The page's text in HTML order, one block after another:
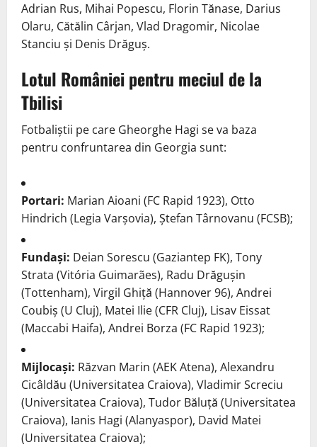
Adrian Rus, Mihai Popescu, Florin Tănase, Darius
Olaru, Cătălin Cârjan, Vlad Dragomir, Nicolae
Stanciu și Denis Drăguș.
Lotul României pentru meciul de la
Tbilisi
Fotbaliștii pe care Gheorghe Hagi se va baza
pentru confruntarea din Georgia sunt:
Portari: Marian Aioani (FC Rapid 1923), Otto
Hindrich (Legia Varșovia), Ștefan Târnovanu (FCSB);
Fundași: Deian Sorescu (Gaziantep FK), Tony
Strata (Vitória Guimarães), Radu Drăgușin
(Tottenham), Virgil Ghiță (Hannover 96), Andrei
Coubiș (U Cluj), Matei Ilie (CFR Cluj), Lisav Eissat
(Maccabi Haifa), Andrei Borza (FC Rapid 1923);
Mijlocași: Răzvan Marin (AEK Atena), Alexandru
Cicâldău (Universitatea Craiova), Vladimir Screciu
(Universitatea Craiova), Tudor Băluță (Universitatea
Craiova), Ianis Hagi (Alanyaspor), David Matei
(Universitatea Craiova);